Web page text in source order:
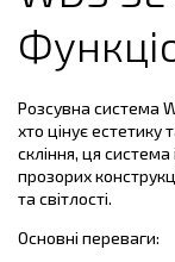
Розсувна система
хто цінує естетику
скління, ця
прозорих
та світлості.
Основні переваги: